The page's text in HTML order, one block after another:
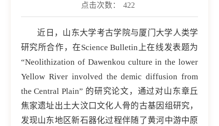
点击次数：
422
近日，山东大学考古学院与厦门大学人类学
研究所合作，在Science Bulletin上在线发表题为
“Neolithization of Dawenkou culture in the lower
Yellow River involved the demic diffusion from
the Central Plain” 的研究论文，通过对山东章丘
焦家遗址出土大汶口文化人骨的古基因组研究，
发现山东地区新石器化过程伴随了黄河中游中原